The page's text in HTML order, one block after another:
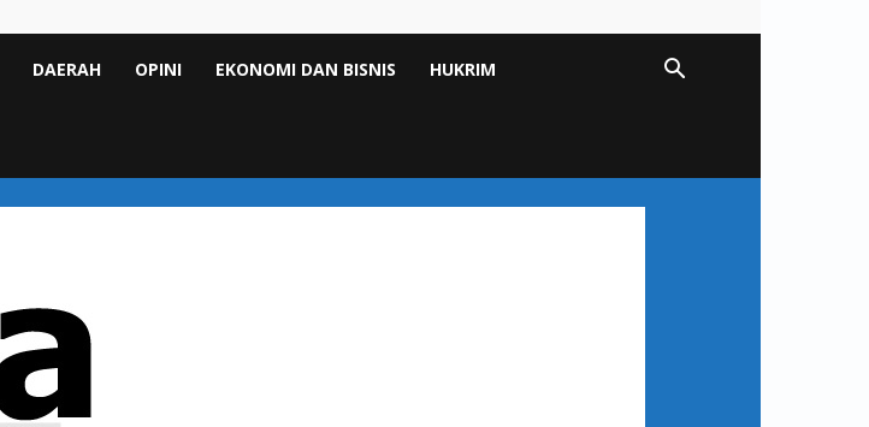
DAERAH OPINI EKONOMI DAN BISNIS HUKRIM